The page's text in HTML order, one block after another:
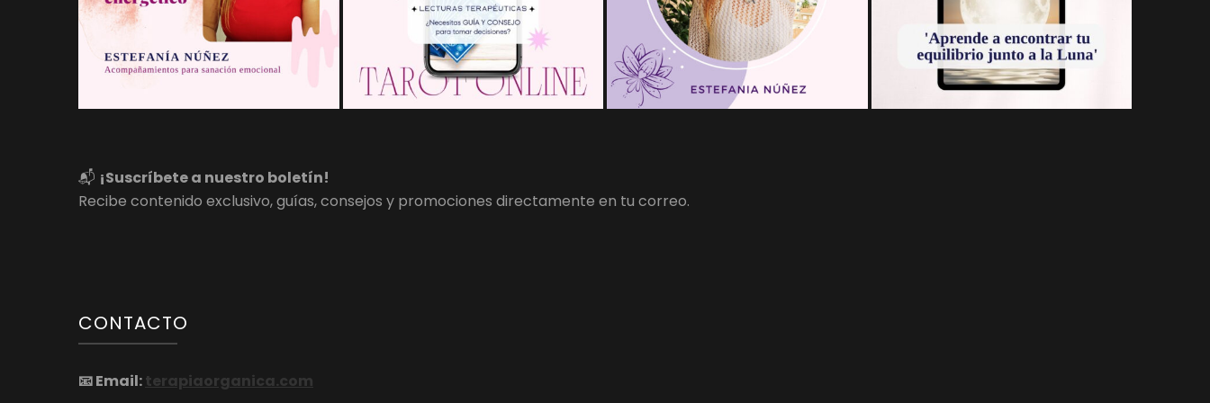
📬 ¡Suscríbete a nuestro boletín!
Recibe contenido exclusivo, guías, consejos y promociones directamente en tu correo.
CONTACTO
📧Email:terapiaorganica.com